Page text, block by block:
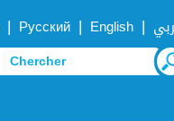
| Русский | English |